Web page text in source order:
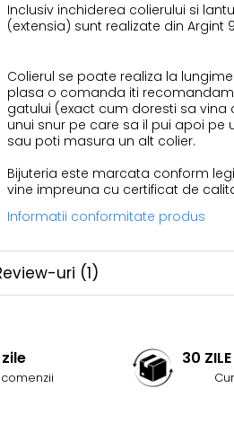
Inclusiv inchiderea colierului si
(extensia) sunt realizate din Argint
Colierul se poate realiza la
plasa o comanda iti
gatului (exact cum doresti sa vina
unui snur pe care sa il pui apoi pe
sau poti masura un alt colier.
Bijuteria este marcata conform
vine impreuna cu certificat de
Informatii conformitate produs
uri (1)
zile 30 ZILE